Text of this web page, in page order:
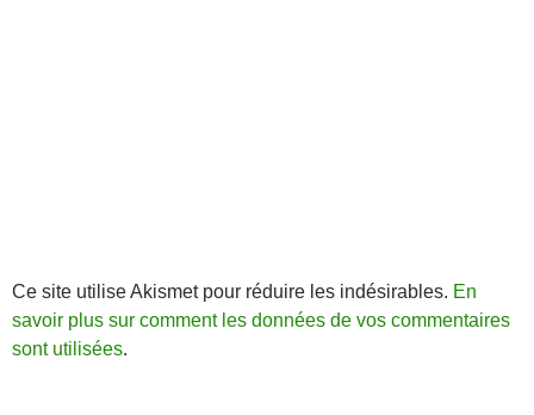
Ce site utilise Akismet pour réduire les indésirables. En
savoir plus sur comment les données de vos commentaires
sont utilisées.